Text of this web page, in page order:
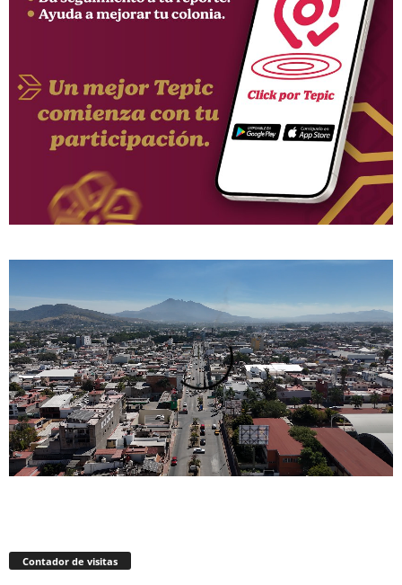
Contador de visitas